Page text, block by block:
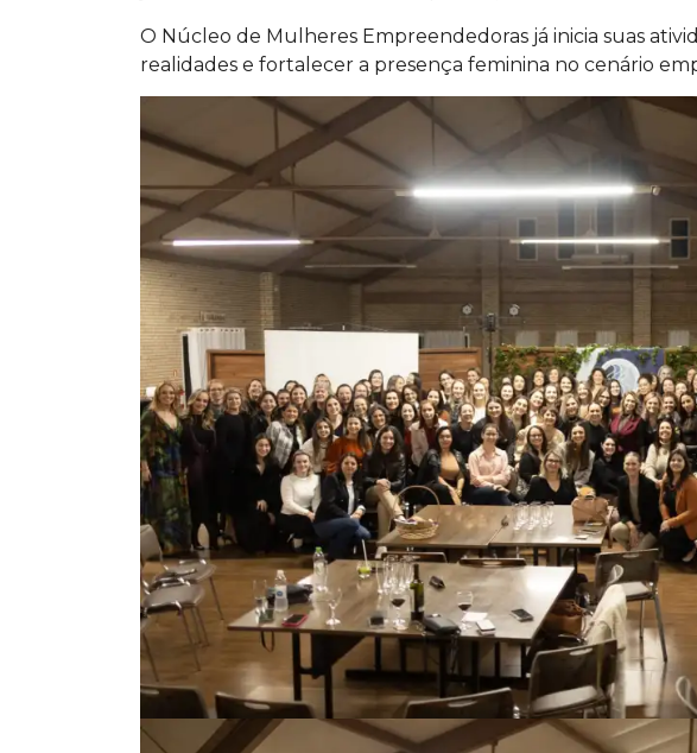
O Núcleo de Mulheres Empreendedoras já inicia suas
realidades e fortalecer a presença feminina no cenário